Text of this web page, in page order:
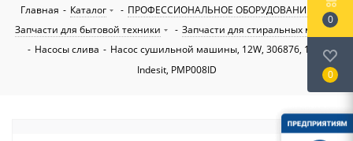
Главная - Каталог - ПРОФЕССИОНАЛЬНОЕ ОБОРУДОВАНИЕ
-
Запчасти для бытовой техники
- Запчасти для стиральных машин
- Насосы слива - Насос сушильной машины, 12W, 306876, 193127,
Indesit, PMP008ID
0
0